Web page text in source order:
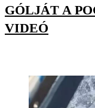
GÓLJÁT A
VIDEÓ